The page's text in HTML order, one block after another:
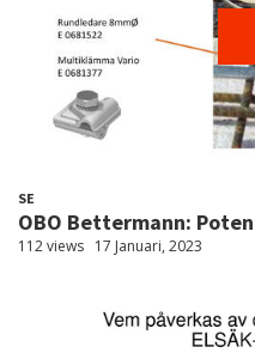
SE
OBO Bettermann:
112 views 17 Januari, 2023